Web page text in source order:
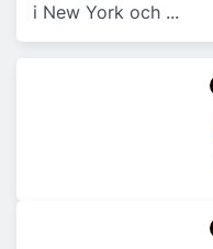
i New York och ...